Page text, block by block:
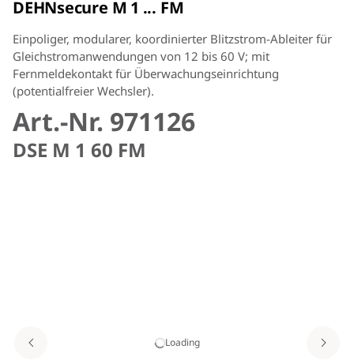
DEHNsecure M 1 ... FM
Einpoliger, modularer, koordinierter Blitzstrom-Ableiter für
Gleichstromanwendungen von 12 bis 60 V; mit
Fernmeldekontakt für Überwachungseinrichtung
(potentialfreier Wechsler).
Art.-Nr. 971126
DSE M 1 60 FM
Loading